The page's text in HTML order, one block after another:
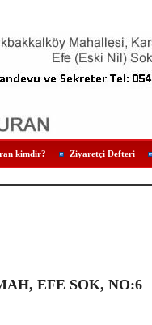
kimdir? Ziyaretçi Defteri
EFE SOK, NO:6